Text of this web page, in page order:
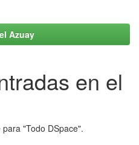
Azuay
en el
"Todo DSpace".